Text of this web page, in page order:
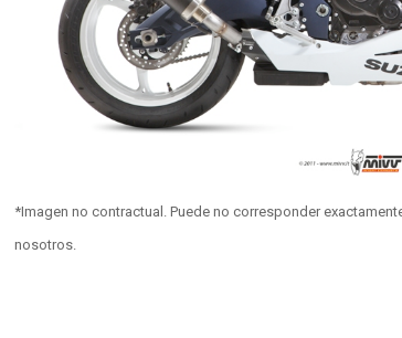
*Imagen no contractual. Puede no corresponder
nosotros.